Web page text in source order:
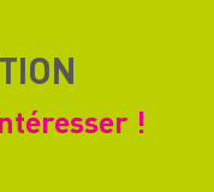
!